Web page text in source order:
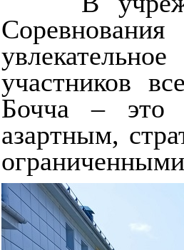
участников
Бочча – это
азартным,